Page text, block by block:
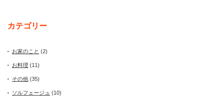
カテゴリー
お家のこと (2)
お料理 (11)
その他 (35)
ソルフェージュ (10)